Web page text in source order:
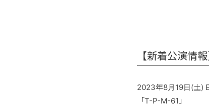
【新着公演情
2023年8月19日(土)
「T-P-M-61」